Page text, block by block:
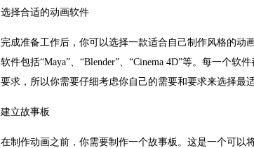
选择合适的动画软件
完成准备工作后，你可以选择一款适合自己制作风格的动
软件包括“Maya”、“Blender”、“Cinema 4D”等。每一个
要求，所以你需要仔细考虑你自己的需要和要求来选择最
建立故事板
在制作动画之前，你需要制作一个故事板。这是一个可以